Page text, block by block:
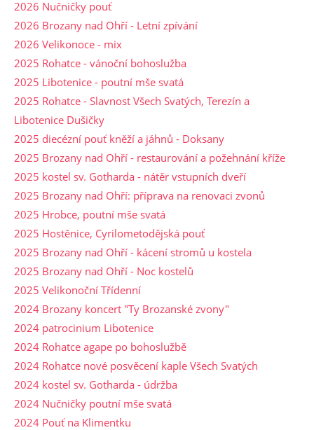
2026 Nučničky pouť
2026 Brozany nad Ohří - Letní zpívání
2026 Velikonoce - mix
2025 Rohatce - vánoční bohoslužba
2025 Libotenice - poutní mše svatá
2025 Rohatce - Slavnost Všech Svatých, Terezín a
Libotenice Dušičky
2025 diecézní pouť kněží a jáhnů - Doksany
2025 Brozany nad Ohří - restaurování a požehnání kříže
2025 kostel sv. Gotharda - nátěr vstupních dveří
2025 Brozany nad Ohří: příprava na renovaci zvonů
2025 Hrobce, poutní mše svatá
2025 Hostěnice, Cyrilometodějská pouť
2025 Brozany nad Ohří - kácení stromů u kostela
2025 Brozany nad Ohří - Noc kostelů
2025 Velikonoční Třídenní
2024 Brozany koncert "Ty Brozanské zvony"
2024 patrocinium Libotenice
2024 Rohatce agape po bohoslužbě
2024 Rohatce nové posvěcení kaple Všech Svatých
2024 kostel sv. Gotharda - údržba
2024 Nučničky poutní mše svatá
2024 Pouť na Klimentku